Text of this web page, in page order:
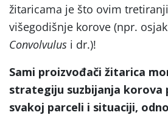
žitaricama je što ovim
višegodišnje korove (npr.
Convolvulus i dr.)!
Sami proizvođači žitarica
strategiju suzbijanja korova
svakoj parceli i situaciji,